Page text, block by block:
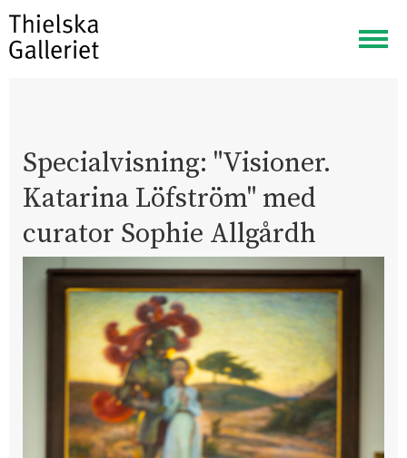
Visa
meny
Specialvisning: "Visioner.
Katarina Löfström" med
curator Sophie Allgårdh